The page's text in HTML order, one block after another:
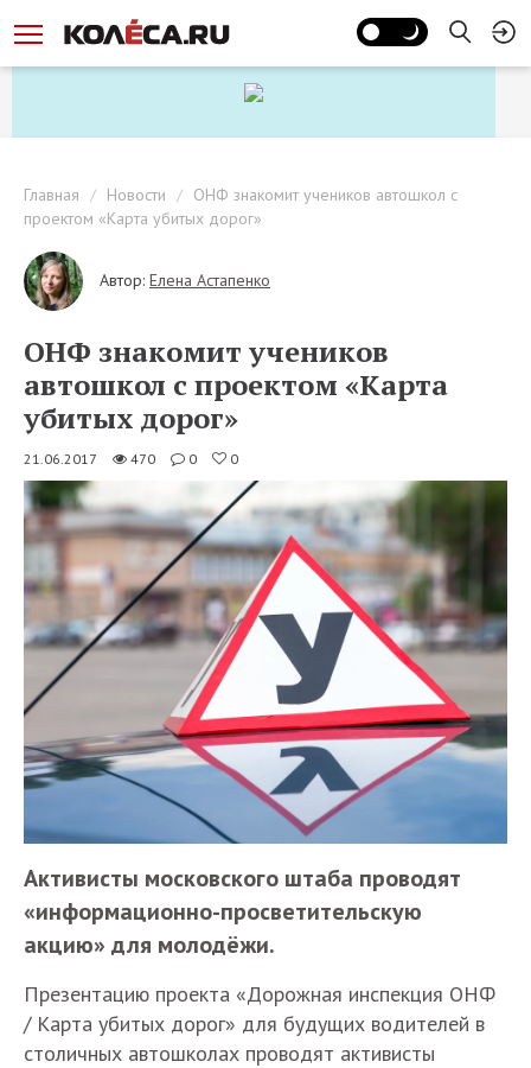
Главная Новости
ОНФ знакомит учеников автошкол с
проектом «Карта убитых дорог»
Автор: Елена Астапенко
ОНФ знакомит учеников
автошкол с проектом «Карта
убитых дорог»
21.06.2017 470 0 0
Активисты московского штаба проводят
«информационно-просветительскую
акцию» для молодёжи.
Презентацию проекта «Дорожная инспекция ОНФ
/ Карта убитых дорог» для будущих водителей в
столичных автошколах проводят активисты